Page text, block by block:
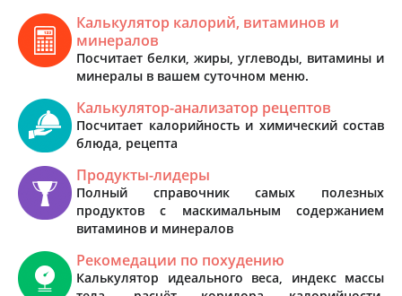
Калькулятор калорий, витаминов и
минералов
Посчитает белки, жиры, углеводы, витамины и
минералы в вашем суточном меню.
Калькулятор-анализатор рецептов
Посчитает калорийность и химический состав
блюда, рецепта
Продукты-лидеры
Полный справочник самых полезных
продуктов с маскимальным содержанием
витаминов и минералов
Рекомедации по похудению
Калькулятор идеального веса, индекс массы